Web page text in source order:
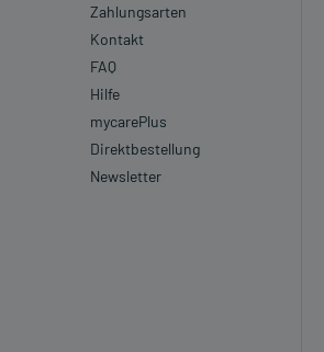
Zahlungsarten
Kontakt
FAQ
Hilfe
mycarePlus
Direktbestellung
Newsletter